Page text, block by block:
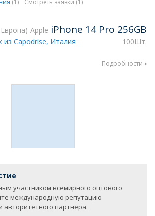
(1) Смотреть заявки (1)
Apple iPhone 14 Pro 256GB
100Шт.
из Capodrise, Италия
Подробности
участником всемирного оптового
международную репутацию
авторитетного партнёра.